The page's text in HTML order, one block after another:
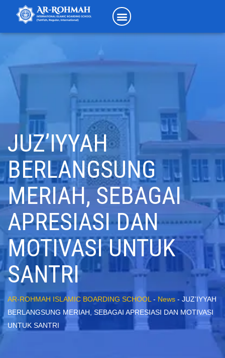
JUZ’IYYAH
BERLANGSUNG
MERIAH, SEBAGAI
APRESIASI DAN
MOTIVASI UNTUK
SANTRI
AR-ROHMAH ISLAMIC BOARDING SCHOOL - News - JUZ’IYYAH
BERLANGSUNG MERIAH, SEBAGAI APRESIASI DAN MOTIVASI
UNTUK SANTRI